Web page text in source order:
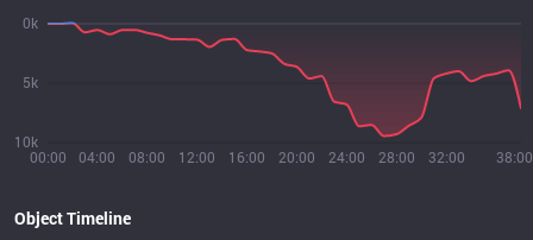
00:00 04:00 08:00 12:00 16:00 20:00 24:00 28:00 32:00 38:00
10k
5k
0k
Object Timeline